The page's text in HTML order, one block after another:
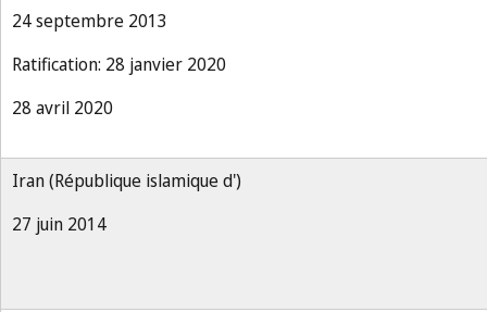
24 septembre 2013
Ratification: 28 janvier 2020
28 avril 2020
Iran (République islamique d')
27 juin 2014